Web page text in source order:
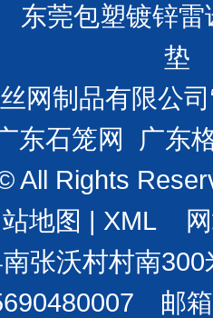
东莞包塑镀锌雷
垫
网制品有限公
东石笼网 广东
All Rights
站地图 | XML网
南张沃村村南
邮